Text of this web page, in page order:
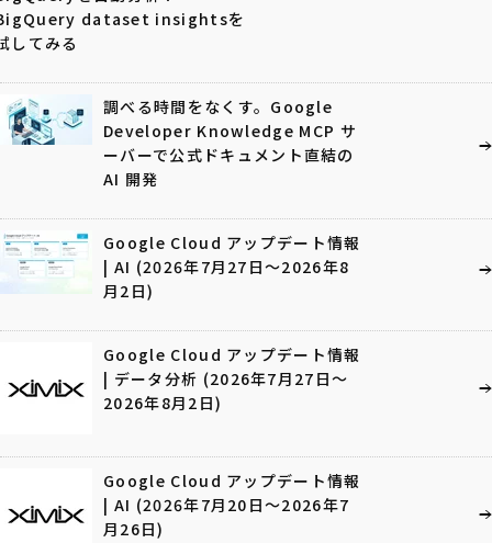
dataset insightsを
してみる
調べる時間をなくす。Google
Developer Knowledge MCP サ
ーバーで公式ドキュメント直結の
AI 開発
Google Cloud アップデート情報
| AI (2026年7月27日〜2026年8
月2日)
Google Cloud アップデート情報
| データ分析 (2026年7月27日〜
2026年8月2日)
Google Cloud アップデート情報
| AI (2026年7月20日〜2026年7
月26日)